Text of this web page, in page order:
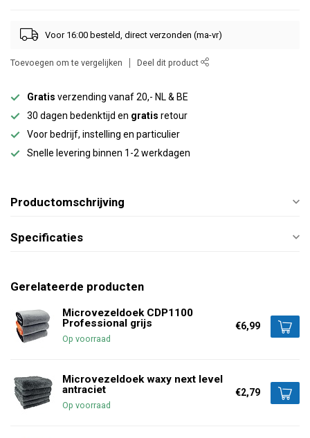
Voor 16:00 besteld, direct verzonden (ma-vr)
Toevoegen om te vergelijken Deel dit product
Gratis verzending vanaf 20,- NL & BE
30 dagen bedenktijd en gratis retour
Voor bedrijf, instelling en particulier
Snelle levering binnen 1-2 werkdagen
Productomschrijving
Specificaties
Gerelateerde producten
Microvezeldoek CDP1100
Professional grijs
Op voorraad
€6,99
Microvezeldoek waxy next level
antraciet
Op voorraad
€2,79